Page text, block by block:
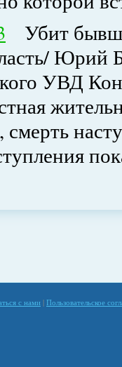
Убит
Юрий
УВД
с нами | Пользовательское